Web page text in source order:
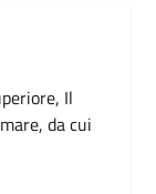
Il
da cui